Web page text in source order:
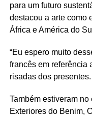
para um futuro
destacou a arte como
África e América do
“Eu espero muito
francês em referência
risadas dos presentes.
Também estiveram
Exteriores do Benim,